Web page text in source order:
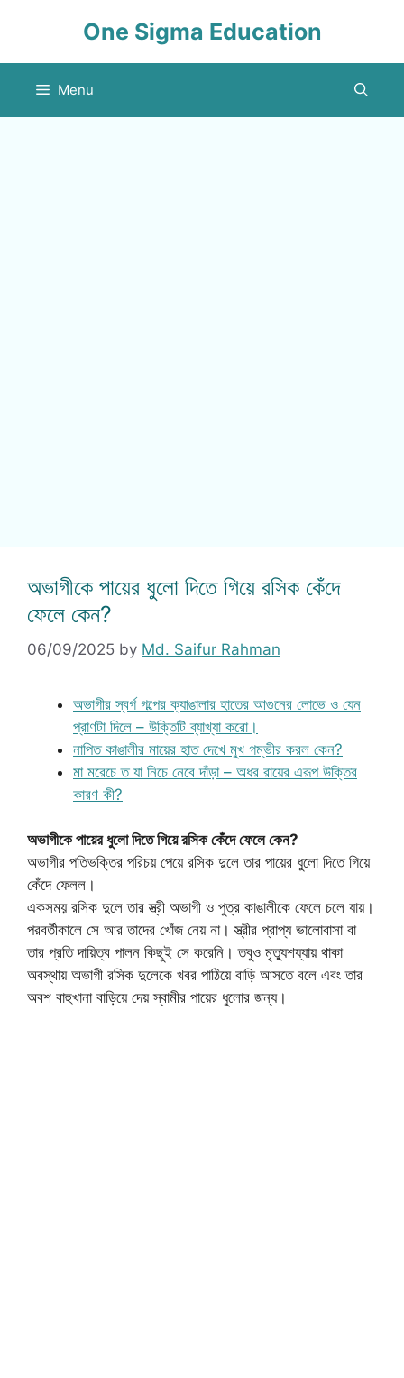
One Sigma Education
Menu
অভাগীকে পায়ের ধুলো দিতে গিয়ে রসিক কেঁদে
ফেলে কেন?
06/09/2025 by Md. Saifur Rahman
অভাগীর স্বর্গ গল্পের ক্যাঙালার হাতের আগুনের লোভে ও যেন
প্রাণটা দিলে – উক্তিটি ব্যাখ্যা করো।
নাপিত কাঙালীর মায়ের হাত দেখে মুখ গম্ভীর করল কেন?
মা মরেচে ত যা নিচে নেবে দাঁড়া – অধর রায়ের এরূপ উক্তির
কারণ কী?
অভাগীকে পায়ের ধুলো দিতে গিয়ে রসিক কেঁদে ফেলে কেন?
অভাগীর পতিভক্তির পরিচয় পেয়ে রসিক দুলে তার পায়ের ধুলো দিতে গিয়ে
কেঁদে ফেলল।
একসময় রসিক দুলে তার স্ত্রী অভাগী ও পুত্র কাঙালীকে ফেলে চলে যায়।
পরবর্তীকালে সে আর তাদের খোঁজ নেয় না। স্ত্রীর প্রাপ্য ভালোবাসা বা
তার প্রতি দায়িত্ব পালন কিছুই সে করেনি। তবুও মৃত্যুশয্যায় থাকা
অবস্থায় অভাগী রসিক দুলেকে খবর পাঠিয়ে বাড়ি আসতে বলে এবং তার
অবশ বাহুখানা বাড়িয়ে দেয় স্বামীর পায়ের ধুলোর জন্য।